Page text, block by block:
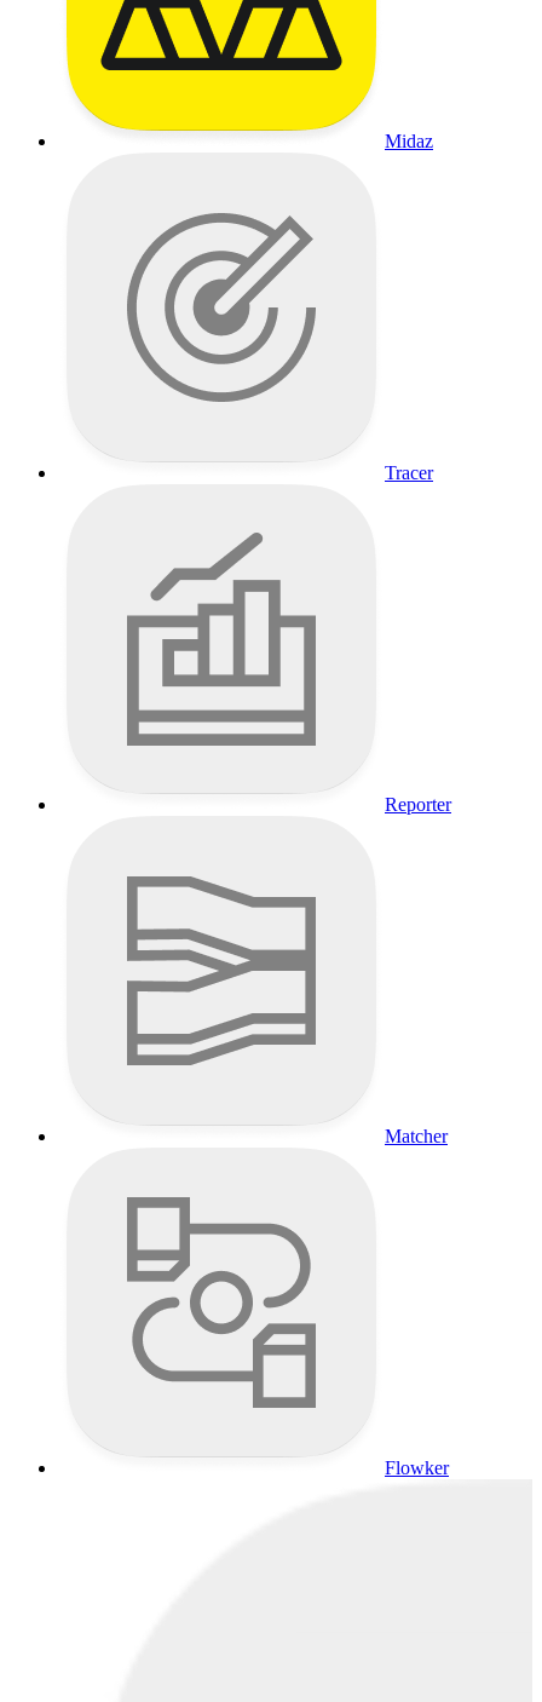
Midaz
Tracer
Reporter
Matcher
Flowker